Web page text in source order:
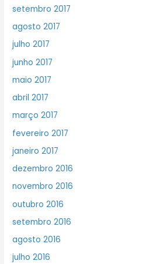
setembro 2017
agosto 2017
julho 2017
junho 2017
maio 2017
abril 2017
março 2017
fevereiro 2017
janeiro 2017
dezembro 2016
novembro 2016
outubro 2016
setembro 2016
agosto 2016
julho 2016